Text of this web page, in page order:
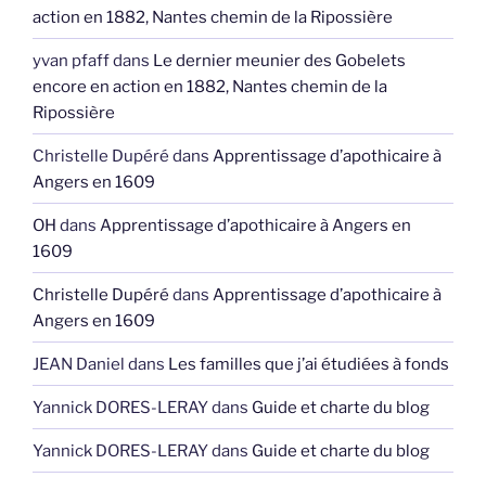
action en 1882, Nantes chemin de la Ripossière
yvan pfaff dans Le dernier meunier des Gobelets
encore en action en 1882, Nantes chemin de la
Ripossière
Christelle Dupéré dans Apprentissage d’apothicaire à
Angers en 1609
OH dans Apprentissage d’apothicaire à Angers en
1609
Christelle Dupéré dans Apprentissage d’apothicaire à
Angers en 1609
JEAN Daniel dans Les familles que j’ai étudiées à fonds
Yannick DORES-LERAY dans Guide et charte du blog
Yannick DORES-LERAY dans Guide et charte du blog